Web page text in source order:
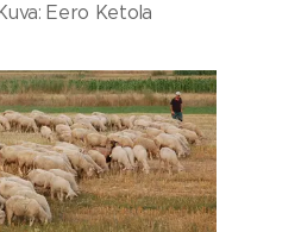
Eero Ketola